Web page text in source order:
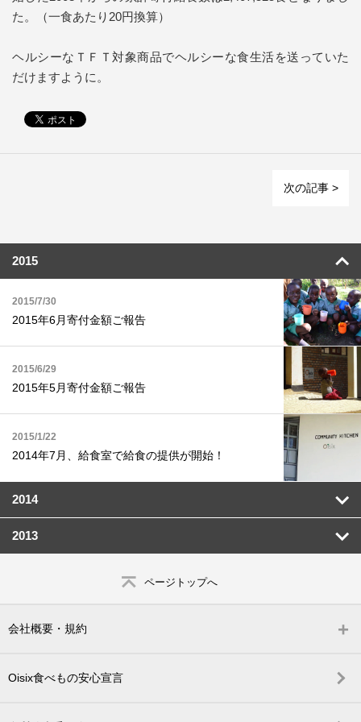
た。（一食あたり20円換算）
ヘルシーなＴＦＴ対象商品でヘルシーな食生活を送っていた
だけますように。
次の記事 >
2015
2015/7/30
2015年6月寄付金額ご報告
2015/6/29
2015年5月寄付金額ご報告
2015/1/22
2014年7月、給食室で給食の提供が開始！
2014
2013
ページトップへ
会社概要・規約
Oisix食べもの安心宣言